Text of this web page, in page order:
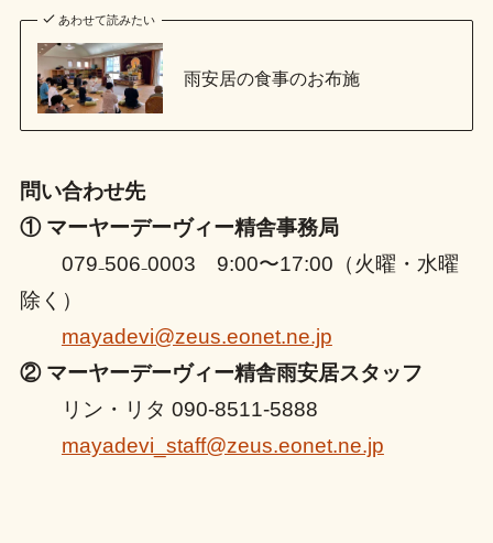
あわせて読みたい
雨安居の食事のお布施
問い合わせ先
① マーヤーデーヴィー精舎事務局
079₋506₋0003 9:00〜17:00（火曜・水曜
除く）
mayadevi@zeus.eonet.ne.jp
② マーヤーデーヴィー精舎雨安居スタッフ
リン・リタ 090-8511-5888
mayadevi_staff@zeus.eonet.ne.jp